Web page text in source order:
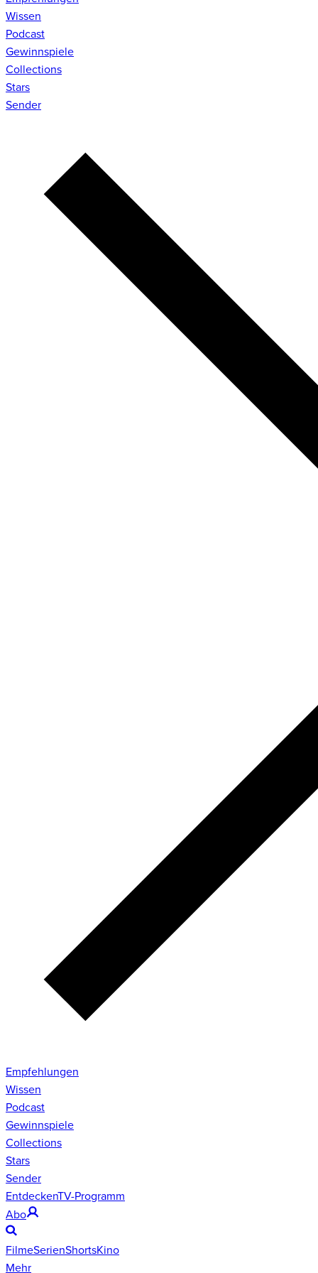
Wissen
Podcast
Gewinnspiele
Collections
Stars
Sender
Empfehlungen
Wissen
Podcast
Gewinnspiele
Collections
Stars
Sender
EntdeckenTV-Programm
Abo
FilmeSerienShortsKino
Mehr